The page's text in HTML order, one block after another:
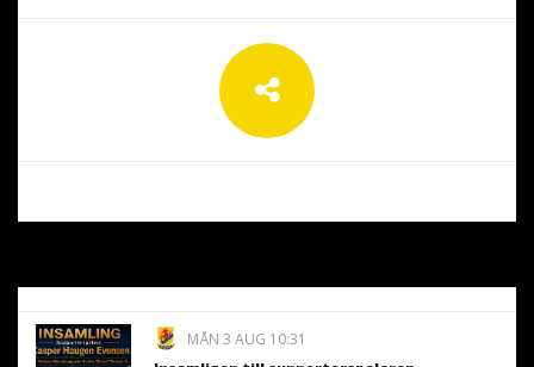
MÅN 3 AUG 10:31